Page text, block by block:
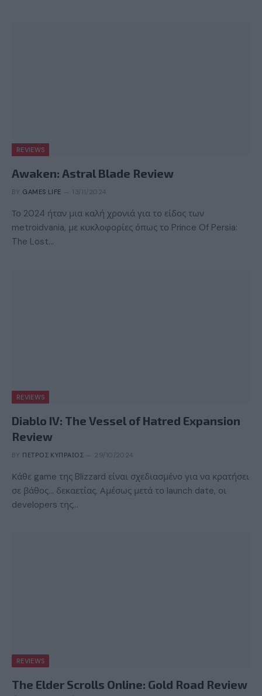
REVIEWS
Awaken: Astral Blade Review
BY GAMES LIFE 13/11/2024
Το 2024 ήταν μια καλή χρονιά για το είδος των
metroidvania, με κυκλοφορίες όπως το Prince Of Persia:
The Lost…
REVIEWS
Diablo IV: The Vessel of Hatred Expansion
Review
BY ΠΈΤΡΟΣ ΚΥΠΡΑΊΟΣ 29/10/2024
Κάθε game της Blizzard είναι σχεδιασμένο για να κρατήσει
σε βάθος… δεκαετίας. Αμέσως μετά το launch date, οι
developers της…
REVIEWS
The Elder Scrolls Online: Gold Road Review